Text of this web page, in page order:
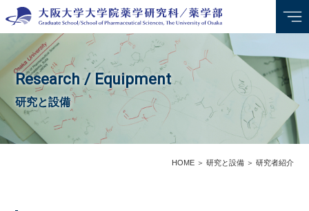
Research / Equipment
研究と設備
HOME＞ 研究と設備＞ 研究者紹介